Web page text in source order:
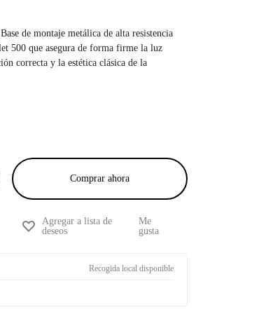
Base de montaje metálica de alta resistencia
500 que asegura de forma firme la luz
correcta y la estética clásica de la
Comprar ahora
Me
gusta
Recogida local disponible